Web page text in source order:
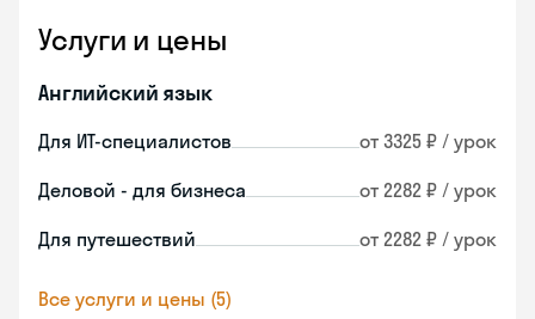
Услуги и цены
Английский язык
Для ИТ-специалистов от 3325 ₽ / урок
Деловой - для бизнеса от 2282 ₽ / урок
Для путешествий от 2282 ₽ / урок
Все услуги и цены (5)